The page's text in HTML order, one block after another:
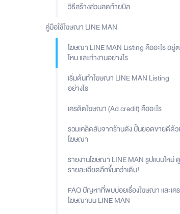
วิธีสร้างส่วนลดท้ายบิล
คู่มือใช้โฆษณา LINE MAN
โฆษณา LINE MAN Listing คืออะไร อยู่
ไหน และทำงานอย่างไร
เริ่มต้นทำโฆษณา LINE MAN Listing
อย่างไร
เครดิตโฆษณา (Ad credit) คืออะไร
รวมเคล็ดลับจากร้านดัง ปั้นยอดขายดีด้
โฆษณา
รายงานโฆษณา LINE MAN รูปแบบใหม่ ดู
รายละเอียดลึกขึ้นกว่าเดิม!
FAQ ปัญหาที่พบบ่อยเรื่องโฆษณา และเค
โฆษณาบน LINE MAN